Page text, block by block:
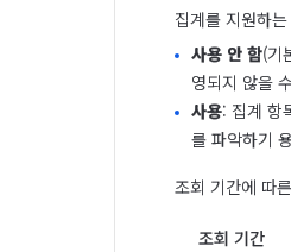
집계를 지원하
사용 안 함(기
영되지 않을
사용: 집계 항
를 파악하기
조회 기간에 따
조회 기간